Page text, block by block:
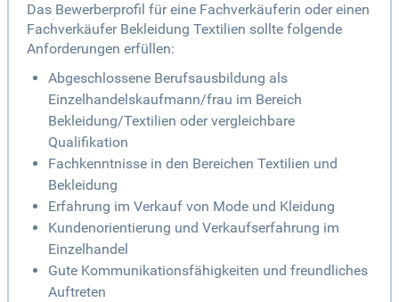
Das Bewerberprofil für eine Fachverkäuferin oder einen
Fachverkäufer Bekleidung Textilien sollte folgende
Anforderungen erfüllen:
Abgeschlossene Berufsausbildung als
Einzelhandelskaufmann/frau im Bereich
Bekleidung/Textilien oder vergleichbare
Qualifikation
Fachkenntnisse in den Bereichen Textilien und
Bekleidung
Erfahrung im Verkauf von Mode und Kleidung
Kundenorientierung und Verkaufserfahrung im
Einzelhandel
Gute Kommunikationsfähigkeiten und freundliches
Auftreten